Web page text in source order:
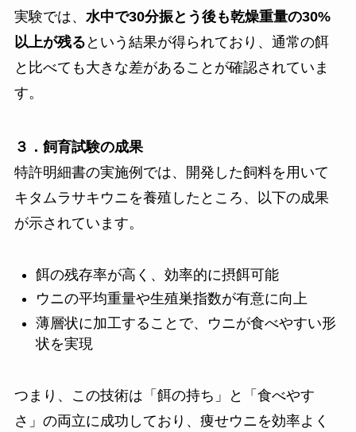
実験では、 水中で30分振とう後も乾燥重量の30%
以上が残る という結果が得られており、通常の餌
と比べても大きな差があることが確認されていま
す。
３．飼育試験の成果
特許明細書の実施例では、開発した飼料を用いて
キタムラサキウニを養殖したところ、以下の成果
が示されています。
餌の残存率が高く、効率的に摂餌可能
ウニの平均重量や生殖巣指数が有意に向上
薄層状に加工することで、ウニが食べやすい形
状を実現
つまり、この技術は「餌の持ち」と「食べやす
さ」の両立に成功しており、痩せウニを効率よく